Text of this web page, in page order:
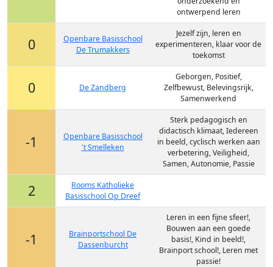
ontwerpend leren
0
Openbare Basisschool
De Trumakkers
Jezelf zijn, leren en
experimenteren, klaar voor de
toekomst
0 De Zandberg
Geborgen, Positief,
Zelfbewust, Belevingsrijk,
Samenwerkend
-1
Openbare Basisschool
't Smelleken
Sterk pedagogisch en
didactisch klimaat, Iedereen
in beeld, cyclisch werken aan
verbetering, Veiligheid,
Samen, Autonomie, Passie
2
Rooms Katholieke
Basisschool Op Dreef
-1
Brainportschool De
Dassenburcht
Leren in een fijne sfeer!,
Bouwen aan een goede
basis!, Kind in beeld!,
Brainport school!, Leren met
passie!